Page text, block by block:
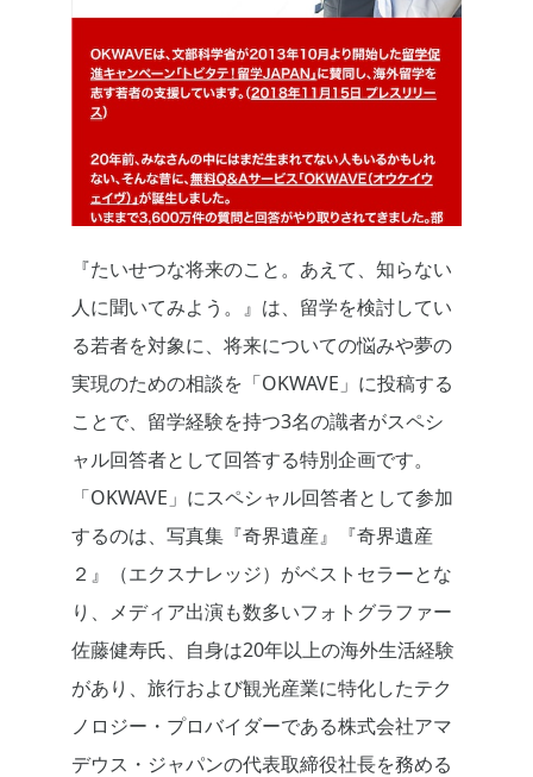
『たいせつな将来のこと。あえて、知らない
人に聞いてみよう。』は、留学を検討してい
る若者を対象に、将来についての悩みや夢の
実現のための相談を「OKWAVE」に投稿する
ことで、留学経験を持つ3名の識者がスペシ
ャル回答者として回答する特別企画です。
「OKWAVE」にスペシャル回答者として参加
するのは、写真集『奇界遺産』『奇界遺産
２』（エクスナレッジ）がベストセラーとな
り、メディア出演も数多いフォトグラファー
佐藤健寿氏、自身は20年以上の海外生活経験
があり、旅行および観光産業に特化したテク
ノロジー・プロバイダーである株式会社アマ
デウス・ジャパンの代表取締役社長を務める